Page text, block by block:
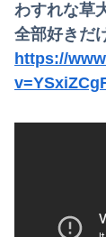
わすれな草
全部好きだ
https://